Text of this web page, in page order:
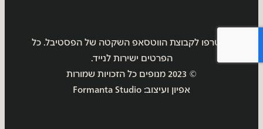
הצטרפו לקבוצת הווטסאפ השקטה של הפסטיבל. כל
הפרטים ישירות לנייד.
© 2023 מנופים כל הזכויות שמורות
אפיון ועיצוב: Formanta Studio